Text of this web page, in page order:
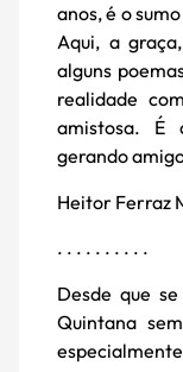
anos, é o
Aqui, a
alguns
realidade
amistosa. É
gerando
Heitor Ferraz
. . . . . . . . . .
Desde que
Quintana